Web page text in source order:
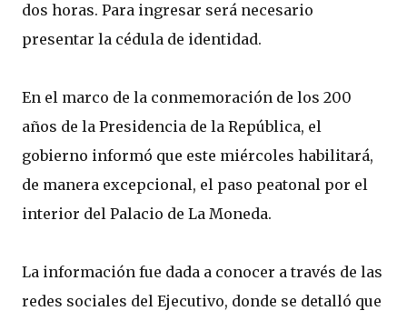
dos horas. Para ingresar será necesario
presentar la cédula de identidad.
En el marco de la conmemoración de los 200
años de la Presidencia de la República, el
gobierno informó que este miércoles habilitará,
de manera excepcional, el paso peatonal por el
interior del Palacio de La Moneda.
La información fue dada a conocer a través de las
redes sociales del Ejecutivo, donde se detalló que